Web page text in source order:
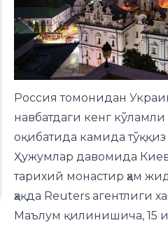
Россия томонидан
навбатдаги кенг кўламли
оқибатида камида
Ҳужумлар давомида
тарихий монастир ҳам
ҳақда Reuters агентлиги
Маълум қилинишича, 15